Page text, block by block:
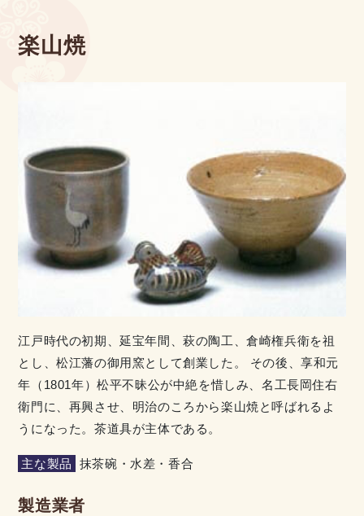
楽山焼
江戸時代の初期、延宝年間、萩の陶工、倉崎権兵衛を祖
とし、松江藩の御用窯として創業した。 その後、享和元
年（1801年）松平不昧公が中絶を惜しみ、名工長岡住右
衛門に、再興させ、明治のころから楽山焼と呼ばれるよ
うになった。茶道具が主体である。
主な製品 抹茶碗・水差・香合
製造業者